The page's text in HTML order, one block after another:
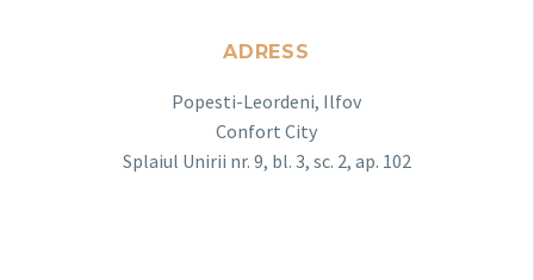
ADRESS
Popesti-Leordeni, Ilfov
Confort City
Splaiul Unirii nr. 9, bl. 3, sc. 2, ap. 102